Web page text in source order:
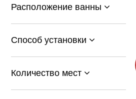
Расположение ванны
Способ установки
Количество мест